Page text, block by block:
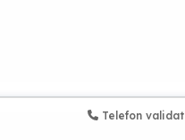
Telefon validat